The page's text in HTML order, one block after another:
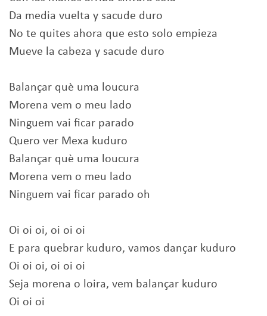
Da media vuelta y sacude duro
No te quites ahora que esto solo empieza
Mueve la cabeza y sacude duro
Balançar què uma loucura
Morena vem o meu lado
Ninguem vai ficar parado
Quero ver Mexa kuduro
Balançar què uma loucura
Morena vem o meu lado
Ninguem vai ficar parado oh
Oi oi oi, oi oi oi
E para quebrar kuduro, vamos dançar kuduro
Oi oi oi, oi oi oi
Seja morena o loira, vem balançar kuduro
Oi oi oi